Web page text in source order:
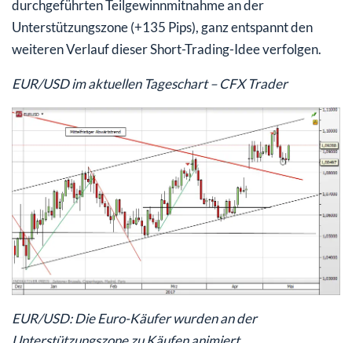
durchgeführten Teilgewinnmitnahme an der
Unterstützungszone (+135 Pips), ganz entspannt den
weiteren Verlauf dieser Short-Trading-Idee verfolgen.
EUR/USD im aktuellen Tageschart – CFX Trader
EUR/USD: Die Euro-Käufer wurden an der